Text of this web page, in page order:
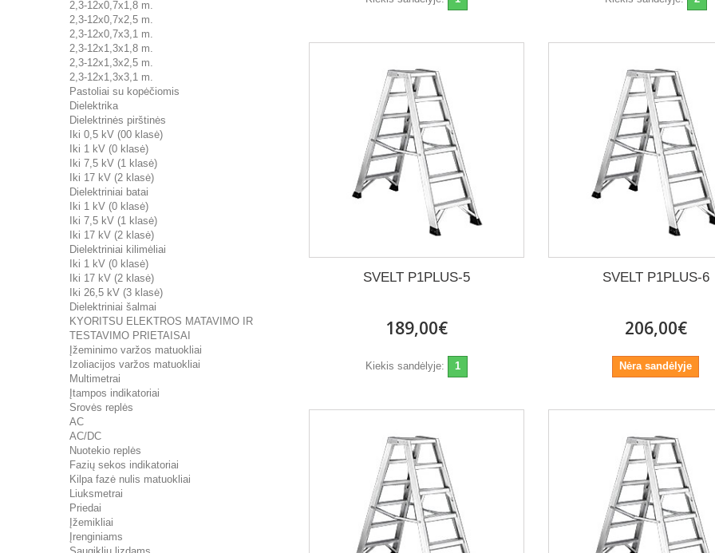
2,3-12x0,7x1,8 m.
2,3-12x0,7x2,5 m.
2,3-12x0,7x3,1 m.
2,3-12x1,3x1,8 m.
2,3-12x1,3x2,5 m.
2,3-12x1,3x3,1 m.
Pastoliai su kopėčiomis
Dielektrika
Dielektrinės pirštinės
Iki 0,5 kV (00 klasė)
Iki 1 kV (0 klasė)
Iki 7,5 kV (1 klasė)
Iki 17 kV (2 klasė)
Dielektriniai batai
Iki 1 kV (0 klasė)
Iki 7,5 kV (1 klasė)
Iki 17 kV (2 klasė)
Dielektriniai kilimėliai
Iki 1 kV (0 klasė)
Iki 17 kV (2 klasė)
Iki 26,5 kV (3 klasė)
Dielektriniai šalmai
KYORITSU ELEKTROS MATAVIMO IR
TESTAVIMO PRIETAISAI
Įžeminimo varžos matuokliai
Izoliacijos varžos matuokliai
Multimetrai
Įtampos indikatoriai
Srovės replės
AC
AC/DC
Nuotekio replės
Fazių sekos indikatoriai
Kilpa fazė nulis matuokliai
Liuksmetrai
Priedai
Įžemikliai
Įrenginiams
SVELT P1PLUS-5
189,00€
Kiekis sandėlyje: 1
SVELT P1PLUS-6
206,00€
Nėra sandėlyje